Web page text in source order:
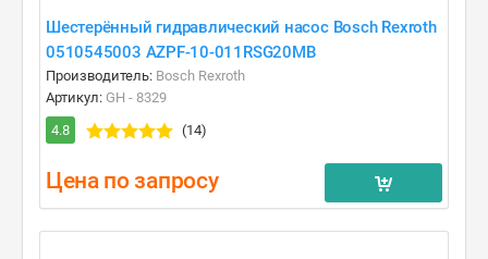
Шестерённый гидравлический насос Bosch Rexroth
0510545003 AZPF-10-011RSG20MB
Производитель: Bosch Rexroth
Артикул: GH - 8329
4.8
(14)
Цена по запросу